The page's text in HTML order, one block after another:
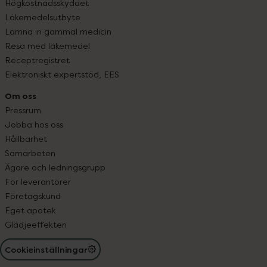
Högkostnadsskyddet
Läkemedelsutbyte
Lämna in gammal medicin
Resa med läkemedel
Receptregistret
Elektroniskt expertstöd, EES
Om oss
Pressrum
Jobba hos oss
Hållbarhet
Samarbeten
Ägare och ledningsgrupp
För leverantörer
Företagskund
Eget apotek
Glädjeeffekten
Cookieinställningar